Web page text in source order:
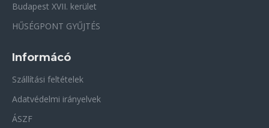
Budapest XVII. kerület
HŰSÉGPONT GYŰJTÉS
Informácó
Szállítási feltételek
Adatvédelmi irányelvek
ÁSZF